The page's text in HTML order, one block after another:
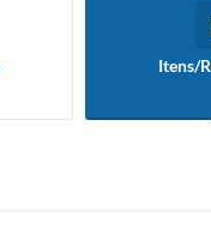
Itens/